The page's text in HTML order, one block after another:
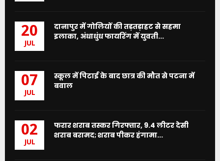
20
JUL
दानापुर में गोलियों की तड़तड़ाहट से सहमा
इलाका, अंधाधुंध फायरिंग में युवती...
07
JUL
स्कूल में पिटाई के बाद छात्र की मौत से पटना में
बवाल
02
JUL
फरार शराब तस्कर गिरफ्तार, 9.4 लीटर देसी
शराब बरामद; शराब पीकर हंगामा...